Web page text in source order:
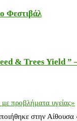
Φεστιβάλ
& Trees Yield ”
προβλήματα υγείας»
στην